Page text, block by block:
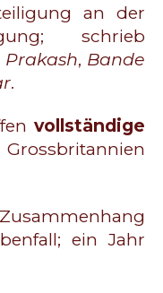
an der
schrieb
Prakash, Bande
.
vollständige
ein Jahr